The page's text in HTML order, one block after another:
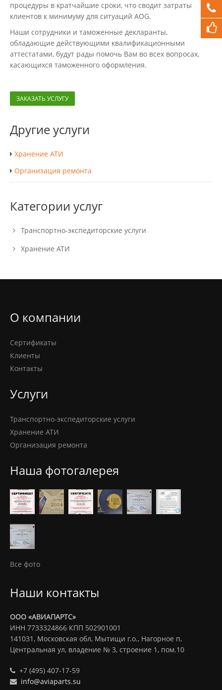
процедуры в кратчайшие сроки, что сводит затраты
клиентов к минимуму для ситуаций AOG.
Наши сотрудники и таможенные декларанты,
обладающие действующими квалификационными
аттестатами, будут рады помочь Вам во всех вопросах,
касающихся таможенного оформления.
ЗАКАЗАТЬ УСЛУГУ
Другие услуги
Хранение АТИ
Организация ремонта
Категории услуг
Транспортно-экспедиторские услуги
Хранение АТИ
О компании
Сертификаты
Клиенты
Контакты
Услуги
Транспортно-экспедиторские услуги
Хранение АТИ
Организация ремонта
Наша фотогалерея
Все фото
Наши контакты
ООО «АВИАПАРТС»
ИНН 7733324866 КПП 502901001
141031, Московская обл, Мытищи г.о., Нагорное п,
Центральная ул, владение № 3, строение 1, пом.10
+7 (495) 407-17-59
info@aviaparts.su